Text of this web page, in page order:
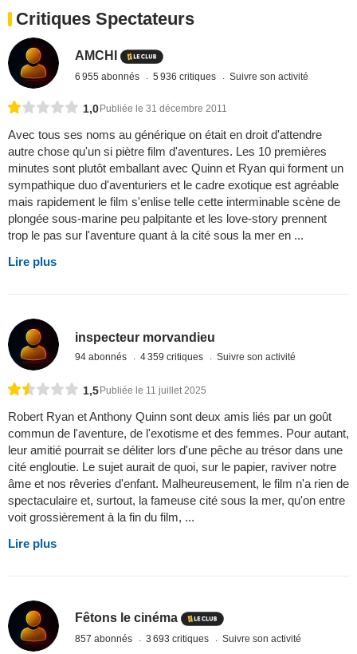
Critiques Spectateurs
AMCHI
6 955 abonnés 5 936 critiques Suivre son activité
1,0 Publiée le 31 décembre 2011
Avec tous ses noms au générique on était en droit d'attendre
autre chose qu'un si piètre film d'aventures. Les 10 premières
minutes sont plutôt emballant avec Quinn et Ryan qui forment un
sympathique duo d'aventuriers et le cadre exotique est agréable
mais rapidement le film s'enlise telle cette interminable scène de
plongée sous-marine peu palpitante et les love-story prennent
trop le pas sur l'aventure quant à la cité sous la mer en ...
Lire plus
inspecteur morvandieu
94 abonnés 4 359 critiques Suivre son activité
1,5Publiée le 11 juillet 2025
Robert Ryan et Anthony Quinn sont deux amis liés par un goût
commun de l'aventure, de l'exotisme et des femmes. Pour autant,
leur amitié pourrait se déliter lors d'une pêche au trésor dans une
cité engloutie. Le sujet aurait de quoi, sur le papier, raviver notre
âme et nos rêveries d'enfant. Malheureusement, le film n'a rien de
spectaculaire et, surtout, la fameuse cité sous la mer, qu'on entre
voit grossièrement à la fin du film, ...
Lire plus
Fêtons le cinéma
857 abonnés 3 693 critiques Suivre son activité